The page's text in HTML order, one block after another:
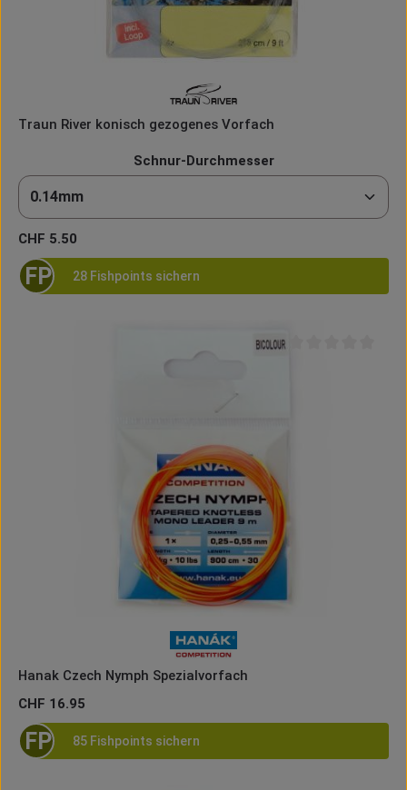
Traun River konisch gezogenes Vorfach
Schnur-Durchmesserauswählen
Regulärer Preis:
CHF 5.50
FP 28 Fishpoints sichern
Hanak Czech Nymph Spezialvorfach
Regulärer Preis:
CHF 16.95
FP 85 Fishpoints sichern